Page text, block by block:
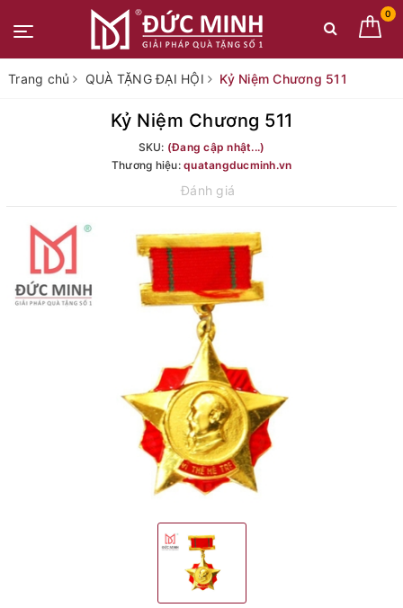
0
Trang chủ QUÀ TẶNG ĐẠI HỘI Kỷ Niệm Chương 511
Kỷ Niệm Chương 511
SKU: (Đang cập nhật...)
Thương hiệu: quatangducminh.vn
Đánh giá